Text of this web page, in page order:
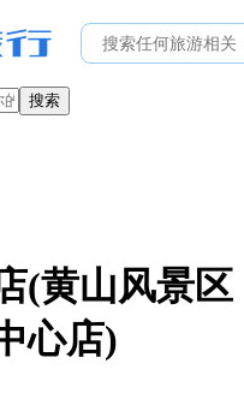
搜索
(黄山风景区
心店)